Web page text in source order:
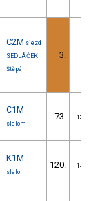
C2M sjezd
SEDLÁČEK
Štěpán
3.
C1M
slalom
73. 13/ZM
K1M
slalom
120. 14/ZM